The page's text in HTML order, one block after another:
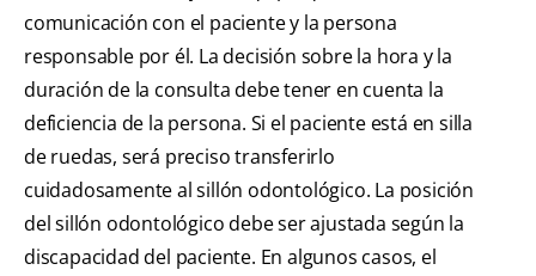
comunicación con el paciente y la persona
responsable por él. La decisión sobre la hora y la
duración de la consulta debe tener en cuenta la
deficiencia de la persona. Si el paciente está en silla
de ruedas, será preciso transferirlo
cuidadosamente al sillón odontológico. La posición
del sillón odontológico debe ser ajustada según la
discapacidad del paciente. En algunos casos, el